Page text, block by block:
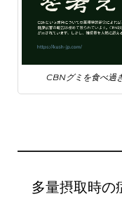
CBNグミを食べ過
多量摂取時の